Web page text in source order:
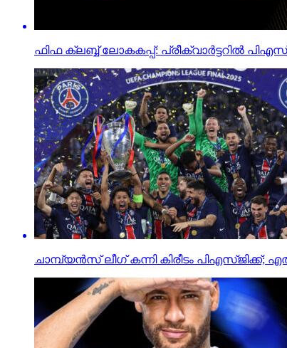
ഫിഫ ക്ലബ്ബ് ലോകകപ്പ്: പ്രീക്വാർട്ടറിൽ
ചാമ്പ്യന്‍സ് ലീഗ് കന്നി കിരീടം